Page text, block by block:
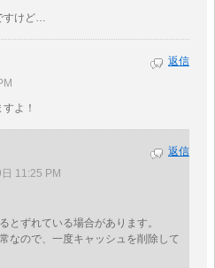
けど…
よ！
返信
11:25 PM
とずれている場合があります。
なので、一度キャッシュを削除して
返信